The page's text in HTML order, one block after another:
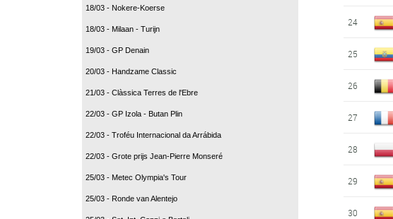
18/03 - Nokere-Koerse
18/03 - Milaan - Turijn
19/03 - GP Denain
20/03 - Handzame Classic
21/03 - Clàssica Terres de l'Ebre
22/03 - GP Izola - Butan Plin
22/03 - Troféu Internacional da Arrábida
22/03 - Grote prijs Jean-Pierre Monseré
25/03 - Metec Olympia's Tour
25/03 - Ronde van Alentejo
24
25
26
27
28
29
30